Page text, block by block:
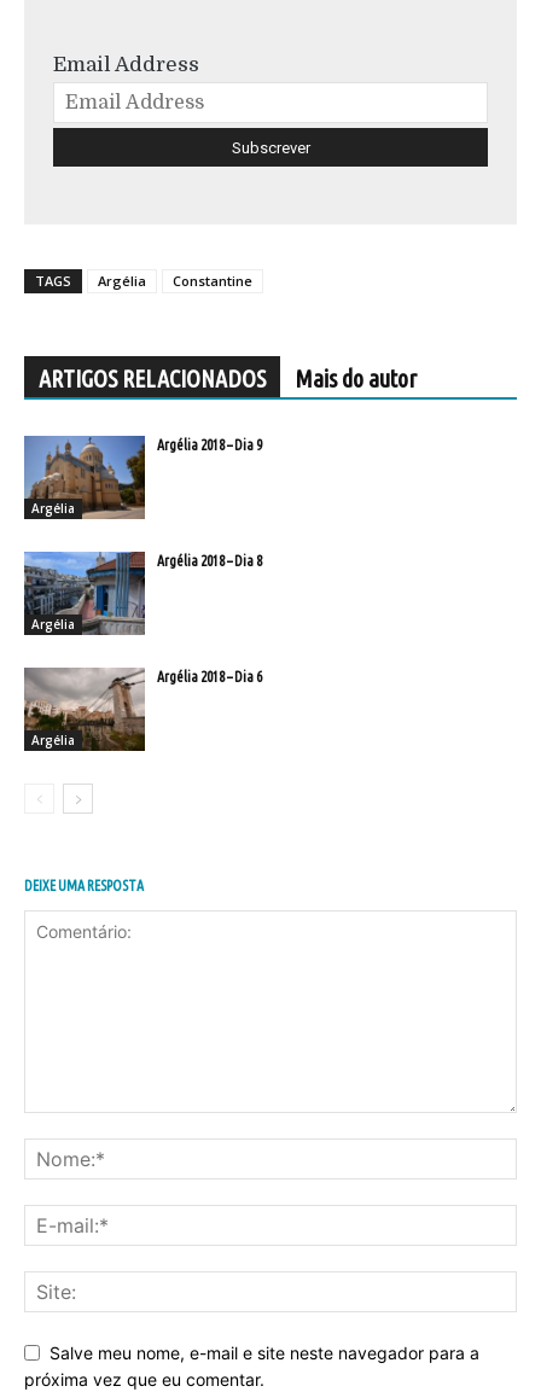
Email Address
TAGS Argélia Constantine
ARTIGOS RELACIONADOS Mais do autor
Argélia
Argélia 2018 – Dia 9
Argélia
Argélia 2018 – Dia 8
Argélia
Argélia 2018 – Dia 6
DEIXE UMA RESPOSTA
Salve meu nome, e-mail e site neste navegador para a
próxima vez que eu comentar.